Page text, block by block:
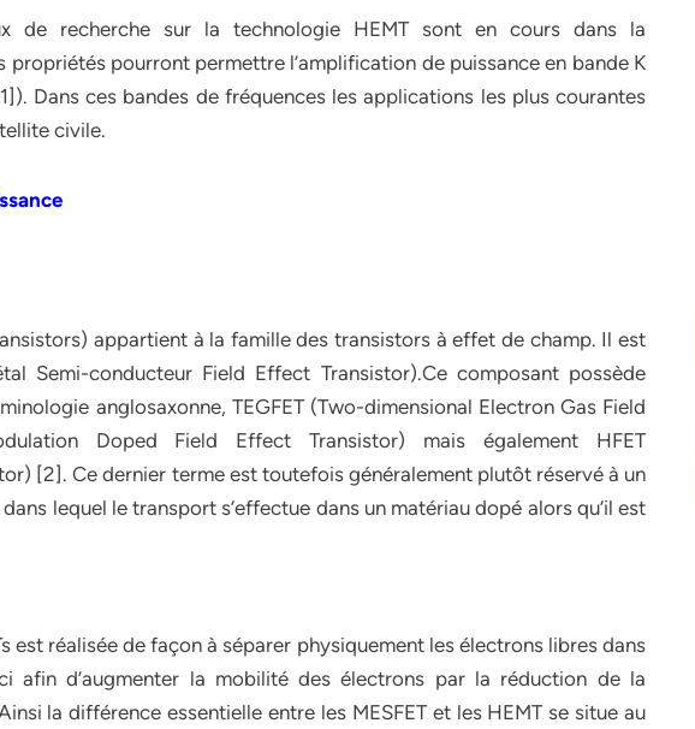
de recherche sur la technologie HEMT sont en cours dans la
pourront permettre l’amplification de puissance en bande K
Dans ces bandes de fréquences les applications les plus courantes
civile.
appartient à la famille des transistors à effet de champ. Il est
Semi-conducteur Field Effect Transistor).Ce composant possède
anglosaxonne, TEGFET (Two-dimensional Electron Gas Field
Doped Field Effect Transistor) mais également HFET
[2]. Ce dernier terme est toutefois généralement plutôt réservé à un
lequel le transport s’effectue dans un matériau dopé alors qu’il est
est réalisée de façon à séparer physiquement les électrons libres dans
afin d’augmenter la mobilité des électrons par la réduction de la
la différence essentielle entre les MESFET et les HEMT se situe au